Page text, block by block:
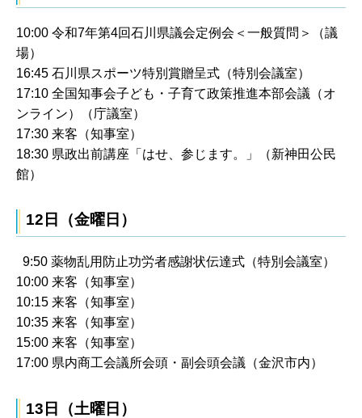
10:00 令和7年第4回石川県議会定例会＜一般質問＞（議
場）
16:45 石川県スポーツ特別賞贈呈式（特別会議室）
17:10 全国知事会子ども・子育て政策推進本部会議（オ
ンライン）（庁議室）
17:30 来客（知事室）
18:30 県政出前講座「はせ、参じます。」（新神田公民
館）
12日（金曜日）
9:50 薬物乱用防止功労者感謝状伝達式（特別会議室）
10:00 来客（知事室）
10:15 来客（知事室）
10:35 来客（知事室）
15:00 来客（知事室）
17:00 県内商工会議所会頭・副会頭会議（金沢市内）
13日（土曜日）